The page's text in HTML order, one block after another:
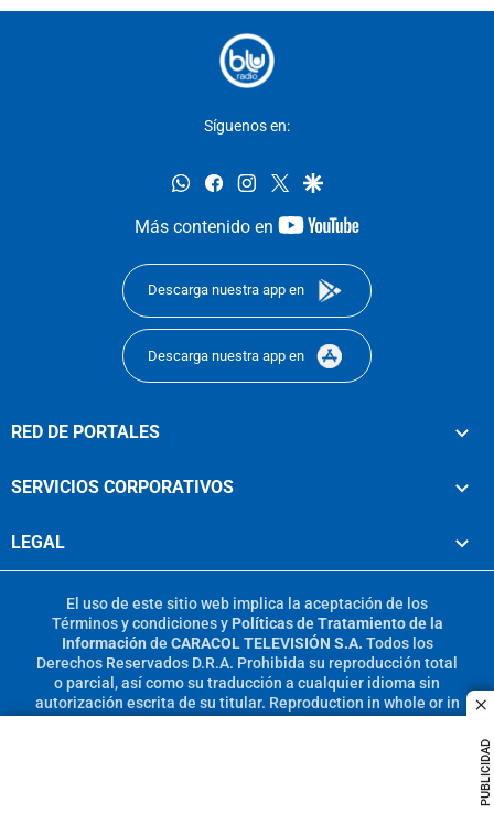
PUBLICIDAD
Síguenos en:
whatsappfacebookinstagram
twittergoogle
Más contenido en
youtube-
Descarga nuestra app en
Descarga nuestra app en
RED DE PORTALES
SERVICIOS CORPORATIVOS
LEGAL
El uso de este sitio web implica la aceptación de los
Términos y condicionesy Políticas de Tratamiento de la
Información de CARACOL TELEVISIÓN S.A. Todos los
Derechos Reservados D.R.A. Prohibida su reproducción total
o parcial, así como su traducción a cualquier idioma sin
autorización escrita de su titular. Reproduction in whole or in